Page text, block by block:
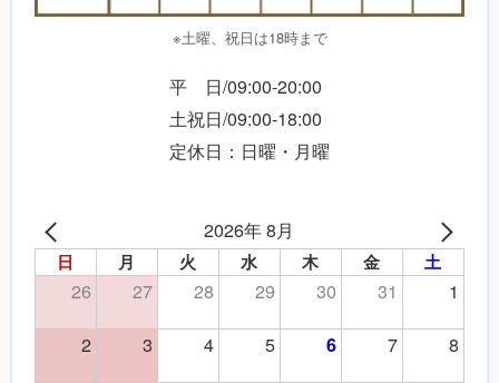
※土曜、祝日は18時まで
平 日/09:00-20:00
土祝日/09:00-18:00
定休日：日曜・月曜
2026年 8月
日 月 火 水 木 金 土
26 27 28 29 30 31
1
2
3 4 5 6 7
8